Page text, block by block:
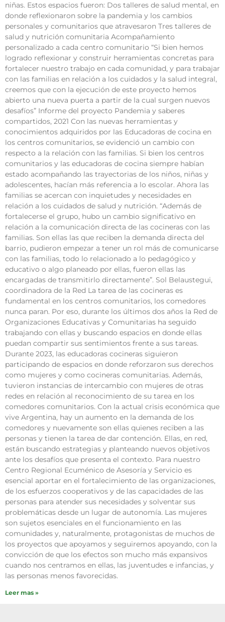
niñas. Estos espacios fueron: Dos talleres de salud mental, en
donde reflexionaron sobre la pandemia y los cambios
personales y comunitarios que atravesaron Tres talleres de
salud y nutrición comunitaria Acompañamiento
personalizado a cada centro comunitario “Si bien hemos
logrado reflexionar y construir herramientas concretas para
fortalecer nuestro trabajo en cada comunidad, y para trabajar
con las familias en relación a los cuidados y la salud integral,
creemos que con la ejecución de este proyecto hemos
abierto una nueva puerta a partir de la cual surgen nuevos
desafíos” Informe del proyecto Pandemia y saberes
compartidos, 2021 Con las nuevas herramientas y
conocimientos adquiridos por las Educadoras de cocina en
los centros comunitarios, se evidenció un cambio con
respecto a la relación con las familias. Si bien los centros
comunitarios y las educadoras de cocina siempre habían
estado acompañando las trayectorias de los niños, niñas y
adolescentes, hacían más referencia a lo escolar. Ahora las
familias se acercan con inquietudes y necesidades en
relación a los cuidados de salud y nutrición. “Además de
fortalecerse el grupo, hubo un cambio significativo en
relación a la comunicación directa de las cocineras con las
familias. Son ellas las que reciben la demanda directa del
barrio, pudieron empezar a tener un rol más de comunicarse
con las familias, todo lo relacionado a lo pedagógico y
educativo o algo planeado por ellas, fueron ellas las
encargadas de transmitirlo directamente”. Sol Belaustegui,
coordinadora de la Red La tarea de las cocineras es
fundamental en los centros comunitarios, los comedores
nunca paran. Por eso, durante los últimos dos años la Red de
Organizaciones Educativas y Comunitarias ha seguido
trabajando con ellas y buscando espacios en donde ellas
puedan compartir sus sentimientos frente a sus tareas.
Durante 2023, las educadoras cocineras siguieron
participando de espacios en donde reforzaron sus derechos
como mujeres y como cocineras comunitarias. Además,
tuvieron instancias de intercambio con mujeres de otras
redes en relación al reconocimiento de su tarea en los
comedores comunitarios. Con la actual crisis económica que
vive Argentina, hay un aumento en la demanda de los
comedores y nuevamente son ellas quienes reciben a las
personas y tienen la tarea de dar contención. Ellas, en red,
están buscando estrategias y planteando nuevos objetivos
ante los desafíos que presenta el contexto. Para nuestro
Centro Regional Ecuménico de Asesoría y Servicio es
esencial aportar en el fortalecimiento de las organizaciones,
de los esfuerzos cooperativos y de las capacidades de las
personas para atender sus necesidades y solventar sus
problemáticas desde un lugar de autonomía. Las mujeres
son sujetos esenciales en el funcionamiento en las
comunidades y, naturalmente, protagonistas de muchos de
los proyectos que apoyamos y seguiremos apoyando, con la
convicción de que los efectos son mucho más expansivos
cuando nos centramos en ellas, las juventudes e infancias, y
las personas menos favorecidas.
Leer mas »